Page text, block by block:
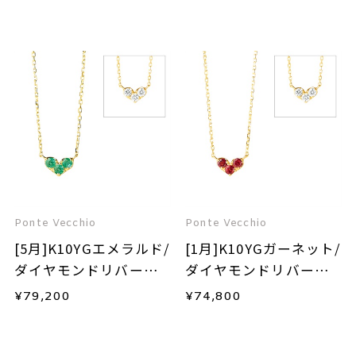
Ponte Vecchio
[5月]K10YGエメラルド/
ダイヤモンドリバーシ
ブルネックレス
¥79,200
Ponte Vecchio
[1月]K10YGガーネット/
ダイヤモンドリバーシ
ブルネックレス
¥74,800